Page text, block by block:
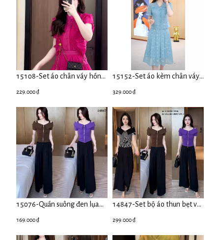
15108-Set áo chân váy hồng
tiểu thư ( voan bọt, lót lụa)
229.000 ₫
15152-Set áo kèm chân váy
voan màu xanh dương ( voan
329.000 ₫
15076-Quần suông đen lụa
đũi
169.000 ₫
14847-Set bộ áo thun bẹt vai
kèm quần suông ( áo thun
299.000 ₫